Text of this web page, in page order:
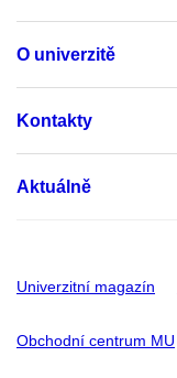
O univerzitě
Kontakty
Aktuálně
Univerzitní magazín
Obchodní centrum MU